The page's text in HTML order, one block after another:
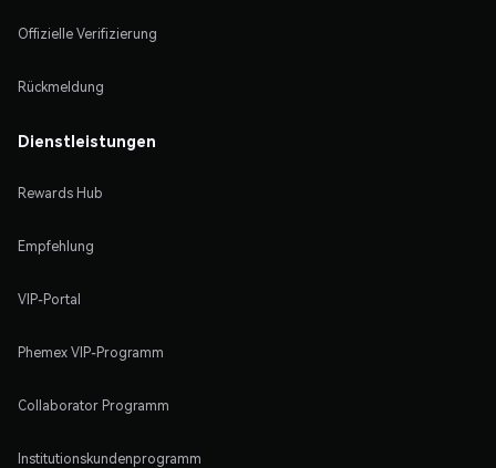
Offizielle Verifizierung
Rückmeldung
Dienstleistungen
Rewards Hub
Empfehlung
VIP-Portal
Phemex VIP-Programm
Collaborator Programm
Institutionskundenprogramm